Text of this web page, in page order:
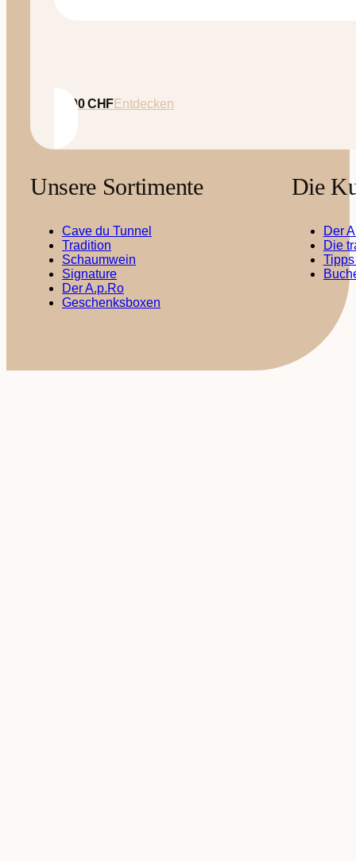
35.00CHFEntdecken
Unsere Sortimente
Cave du Tunnel
Tradition
Schaumwein
Signature
Der A.p.Ro
Geschenksboxen
Die
Der
Die